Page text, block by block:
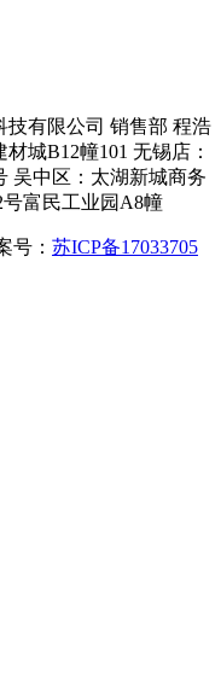
有限公司 销售部 程浩
城B12幢101 无锡店：
吴中区：太湖新城商务
号富民工业园A8幢
号： 苏ICP备17033705